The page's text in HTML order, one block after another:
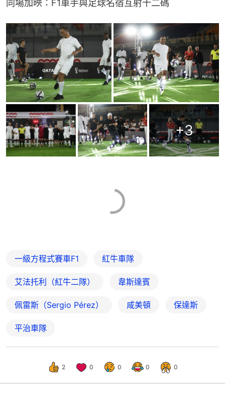
同場加映：F1車手與足球名宿互射十二碼
+3
一級方程式賽車F1 紅牛車隊
艾法托利（紅牛二隊） 韋斯達賓
佩雷斯（Sergio Pérez） 咸美頓 保達斯
平治車隊
2 0 0 0 0